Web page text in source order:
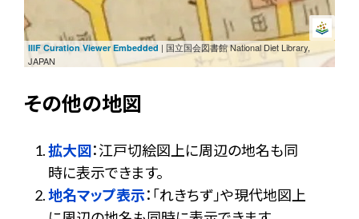
IIIF Curation Viewer Embedded | 国立国会図書館 National Diet Library,
JAPAN
その他の地図
拡大図：江戸切絵図上に周辺の地名も同
時に表示できます。
地名マップ表示：「れきちず」や現代地図上